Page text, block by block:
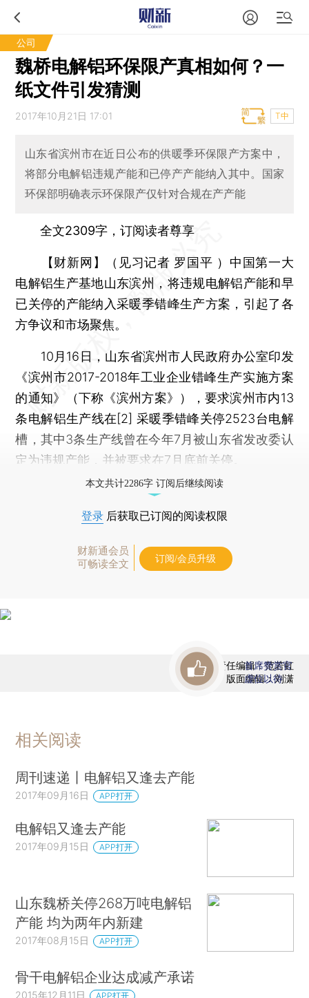
公司
魏桥电解铝环保限产真相如何？一
纸文件引发猜测
2017年10月21日 17:01 T中
山东省滨州市在近日公布的供暖季环保限产方案中，
将部分电解铝违规产能和已停产产能纳入其中。国家
环保部明确表示环保限产仅针对合规在产产能
全文2309字，订阅读者尊享
【财新网】（见习记者 罗国平 ） 中国第一大
电解铝生产基地山东滨州，将违规电解铝产能和早
已关停的产能纳入采暖季错峰生产方案，引起了各
方争议和市场聚焦。
10月16日，山东省滨州市人民政府办公室印发
《滨州市2017-2018年工业企业错峰生产实施方案
的通知》（下称《滨州方案》），要求滨州市内13
条电解铝生产线在[2] 采暖季错峰关停2523台电解
槽，其中3条生产线曾在今年7月被山东省发改委认
定为违规产能，并被要求在7月底前关停。
本文共计2286字 订阅后继续阅读
登录 后获取已订阅的阅读权限
财新通会员
可畅读全文
订阅/会员升级
责任编辑：范若虹
版面编辑：刘潇
首席赞赏官
虚位以待
相关阅读
周刊速递丨电解铝又逢去产能
2017年09月16日 APP打开
电解铝又逢去产能
2017年09月15日 APP打开
山东魏桥关停268万吨电解铝
产能 均为两年内新建
2017年08月15日 APP打开
骨干电解铝企业达成减产承诺
2015年12月11日 APP打开